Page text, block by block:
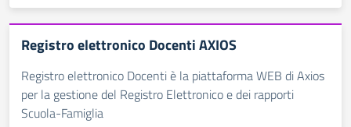
Registro elettronico Docenti AXIOS
Registro elettronico Docenti è la piattaforma WEB di Axios
per la gestione del Registro Elettronico e dei rapporti
Scuola-Famiglia